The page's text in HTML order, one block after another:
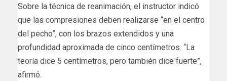
Sobre la técnica de reanimación, el instructor indicó
que las compresiones deben realizarse “en el centro
del pecho”, con los brazos extendidos y una
profundidad aproximada de cinco centímetros. “La
teoría dice 5 centímetros, pero también dice fuerte”,
afirmó.